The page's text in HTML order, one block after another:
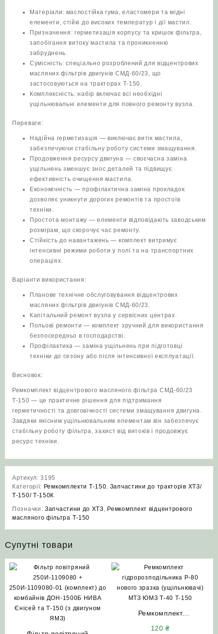
Матеріали: маслостійка гума, еластомери та мідні
елементи, стійкі до високих температур і дії мастил.
Призначення: герметизація корпусу та кришок фільтра,
запобігання витоку мастила та проникненню
забруднень.
Сумісність: спеціально розроблений для відцентрових
масляних фільтрів двигунів СМД‑60/23, що
застосовуються на тракторах Т‑150.
Комплексність: набір включає всі необхідні
ущільнювальні елементи для повного ремонту вузла.
Переваги:
Надійна герметизація — виключає витік мастила,
забезпечуючи стабільну роботу системи змащування.
Продовження ресурсу двигуна — своєчасна заміна
ущільнень зменшує знос деталей та підвищує
ефективність очищення мастила.
Економічність — профілактична заміна прокладок
дозволяє уникнути дорогих ремонтів та простоїв
техніки.
Простота монтажу — елементи відповідають заводським
розмірам, що скорочує час ремонту.
Стійкість до навантажень — комплект витримує
інтенсивні режими роботи у полі та на транспортних
операціях.
Варіанти використання:
Планове технічне обслуговування відцентрових
масляних фільтрів двигунів СМД‑60/23.
Капітальний ремонт вузла у сервісних центрах.
Польові ремонти — комплект зручний для використання
безпосередньо в господарстві.
Профілактика — заміна ущільнень при підготовці
техніки до сезону або після інтенсивної експлуатації.
Висновок:
Ремкомплект відцентрового масляного фільтра СМД-60/23
Т‑150 — це практичне рішення для підтримання
герметичності та довговічності системи змащування двигуна.
Завдяки якісним ущільнювальним елементам він забезпечує
стабільну роботу фільтра, захист від витоків і продовжує
ресурс техніки.
Артикул:3195
Категорії: Ремкомплекти Т-150 Запчастини до тракторів ХТЗ/
Т-150/ Т-150К
Позначки: Запчастини до ХТЗ
Ремкомплект відцентрового
масляного фільтра Т‑150
Супутні товари
Ремкомплект
120₴